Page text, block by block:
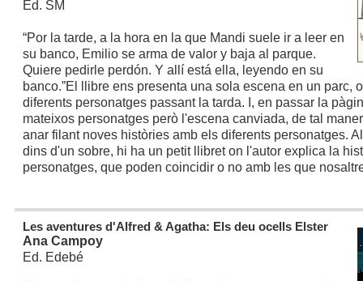
Ed. SM
“Por la tarde, a la hora en la que Mandi suele ir a leer en
su banco, Emilio se arma de valor y baja al parque.
Quiere pedirle perdón. Y allí está ella, leyendo en su
banco.”El llibre ens presenta una sola escena en un parc,
diferents personatges passant la tarda. I, en passar la
mateixos personatges però l'escena canviada, de tal
anar filant noves històries amb els diferents personatges.
dins d'un sobre, hi ha un petit llibret on l'autor explica la
personatges, que poden coincidir o no amb les que
Les aventures d'Alfred & Agatha: Els deu ocells Elster
Ana Campoy
Ed. Edebé